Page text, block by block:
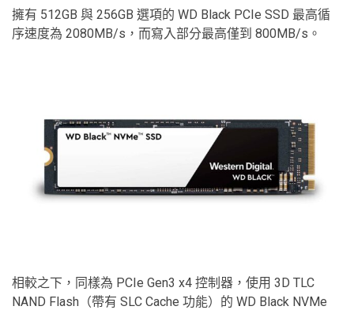
擁有 512GB 與 256GB 選項的 WD Black PCIe SSD 最高循
序速度為 2080MB/s，而寫入部分最高僅到 800MB/s。
相較之下，同樣為 PCIe Gen3 x4 控制器，使用 3D TLC
NAND Flash（帶有 SLC Cache 功能）的 WD Black NVMe